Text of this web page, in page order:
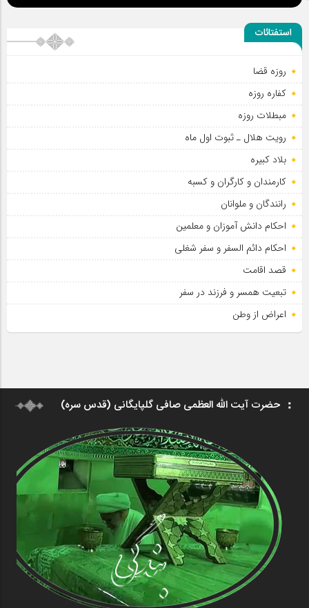
استفتائات
روزه قضا
کفاره روزه
مبطلات روزه
رویت هلال ـ ثبوت اول ماه
بلاد کبیره
کارمندان و کارگران و کسبه
رانندگان و ملوانان
احکام دانش آموزان و معلمین
احکام دائم السفر و سفر شغلی
قصد اقامت
تبعیت همسر و فرزند در سفر
اعراض از وطن
حضرت آیت الله العظمی صافی گلپایگانی (قدس سره)